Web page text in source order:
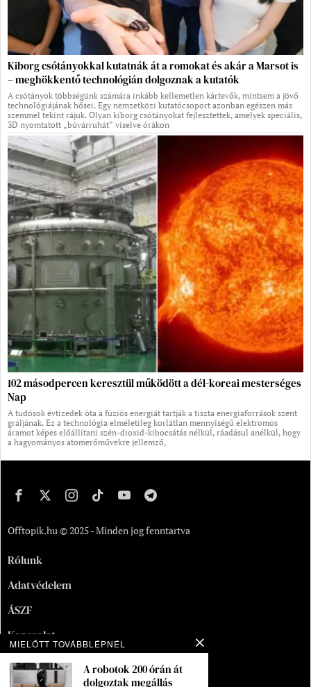
Kiborg csótányokkal kutatnák át a romokat és akár a Marsot is
– meghökkentő technológián dolgoznak a kutatók
A csótányok többségünk számára inkább kellemetlen kártevők, mintsem a jövő
technológiájának hősei. Egy nemzetközi kutatócsoport azonban egészen más
szemmel tekint rájuk. Olyan kiborg csótányokat fejlesztettek, amelyek speciális,
3D nyomtatott „búvárruhát” viselve órákon
102 másodpercen keresztül működött a dél-koreai mesterséges
Nap
A tudósok évtizedek óta a fúziós energiát tartják a tiszta energiaforrások szent
gráljának. Ez a technológia elméletileg korlátlan mennyiségű elektromos
áramot képes előállítani szén-dioxid-kibocsátás nélkül, ráadásul anélkül, hogy
a hagyományos atomerőművekre jellemző,
Offtopik.hu © 2025 - Minden jog fenntartva
Rólunk
Adatvédelem
ÁSZF
Kapcsolat
Oldaltérkép
MIELŐTT TOVÁBBLÉPNÉL
A robotok 200 órán át
dolgoztak megállás